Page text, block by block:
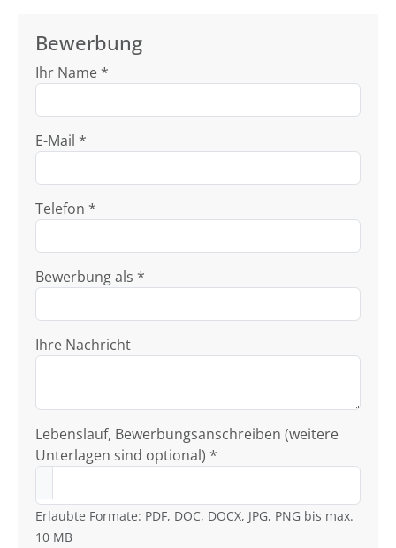
Bewerbung
Ihr Name *
E-Mail *
Telefon *
Bewerbung als *
Ihre Nachricht
Lebenslauf, Bewerbungsanschreiben (weitere
Unterlagen sind optional) *
Erlaubte Formate: PDF, DOC, DOCX, JPG, PNG bis max.
10 MB